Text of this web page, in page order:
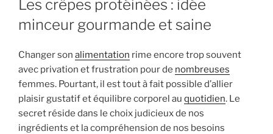
Les crêpes protéinées : idée
minceur gourmande et saine
Changer son alimentation rime encore trop souvent
avec privation et frustration pour de nombreuses
femmes. Pourtant, il est tout à fait possible d’allier
plaisir gustatif et équilibre corporel au quotidien. Le
secret réside dans le choix judicieux de nos
ingrédients et la compréhension de nos besoins